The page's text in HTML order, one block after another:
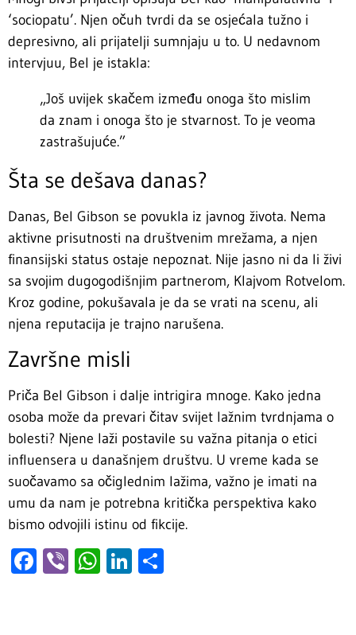
‘sociopatu’. Njen očuh tvrdi da se osjećala tužno i
depresivno, ali prijatelji sumnjaju u to. U nedavnom
intervjuu, Bel je istakla:
„Još uvijek skačem između onoga što mislim
da znam i onoga što je stvarnost. To je veoma
zastrašujuće.”
Šta se dešava danas?
Danas, Bel Gibson se povukla iz javnog života. Nema
aktivne prisutnosti na društvenim mrežama, a njen
finansijski status ostaje nepoznat. Nije jasno ni da li živi
sa svojim dugogodišnjim partnerom, Klajvom Rotvelom.
Kroz godine, pokušavala je da se vrati na scenu, ali
njena reputacija je trajno narušena.
Završne misli
Priča Bel Gibson i dalje intrigira mnoge. Kako jedna
osoba može da prevari čitav svijet lažnim tvrdnjama o
bolesti? Njene laži postavile su važna pitanja o etici
influensera u današnjem društvu. U vreme kada se
suočavamo sa očiglednim lažima, važno je imati na
umu da nam je potrebna kritička perspektiva kako
bismo odvojili istinu od fikcije.
Facebook
ViberWhatsApp
LinkedIn